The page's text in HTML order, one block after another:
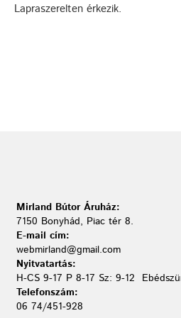
Lapraszerelten érkezik.
Mirland Bútor Áruház:
7150 Bonyhád, Piac tér 8.
E-mail cím:
webmirland@gmail.com
Nyitvatartás:
H-CS 9-17 P 8-17 Sz: 9-12
Telefonszám:
06 74/451-928